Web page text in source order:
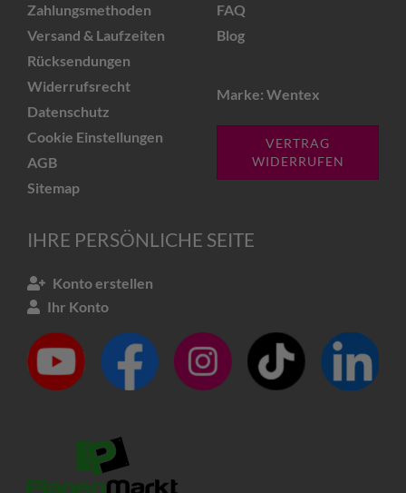
Zahlungsmethoden
Versand & Laufzeiten
Rücksendungen
Widerrufsrecht
Datenschutz
Cookie Einstellungen
AGB
Sitemap
FAQ
Blog
Marke: Wentex
VERTRAG
WIDERRUFEN
IHRE PERSÖNLICHE SEITE
Konto erstellen
Ihr Konto